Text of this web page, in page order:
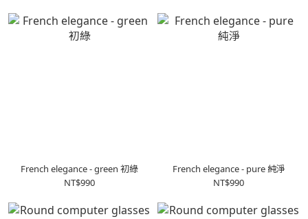
French elegance - green 初綠
NT$990
French elegance - pure 純淨
NT$990